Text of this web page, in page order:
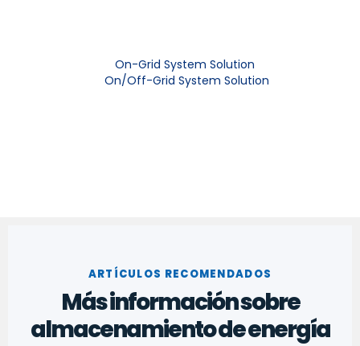
On-Grid System Solution
On/Off-Grid System Solution
ARTÍCULOS RECOMENDADOS
Más información sobre
almacenamiento de energía